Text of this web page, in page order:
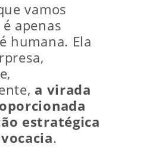
vamos
apenas
humana. Ela
a virada
estratégica
.